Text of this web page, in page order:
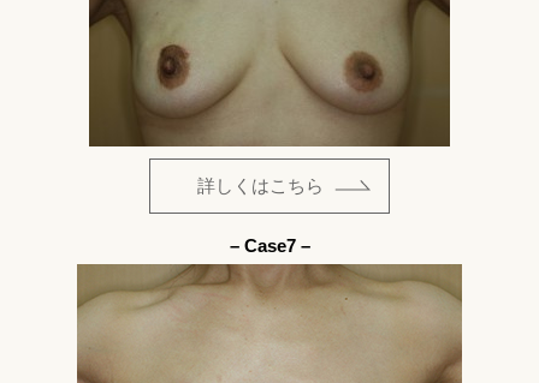
詳しくはこちら
– Case7 –